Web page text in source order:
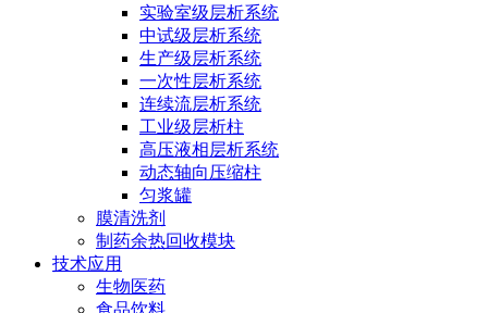
实验室级层析系统
中试级层析系统
生产级层析系统
一次性层析系统
连续流层析系统
工业级层析柱
高压液相层析系统
动态轴向压缩柱
匀浆罐
膜清洗剂
制药余热回收模块
技术应用
生物医药
食品饮料